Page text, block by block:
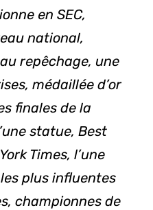
en SEC,
national,
repêchage, une
médaillée d’or
finales de la
statue,Best
Times, l’une
plus influentes
championnes de